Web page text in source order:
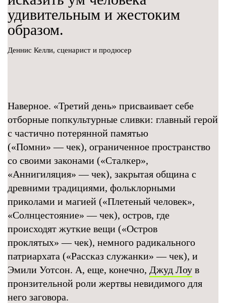
удивительным и жестоким
образом.
Деннис Келли, сценарист и продюсер
Наверное. «Третий день» присваивает себе
отборные попкультурные сливки: главный герой
с частично потерянной памятью
(«Помни» — чек), ограниченное пространство
со своими законами («Сталкер»,
«Аннигиляция» — чек), закрытая община с
древними традициями, фольклорными
приколами и магией («Плетеный человек»,
«Солнцестояние» — чек), остров, где
происходят жуткие вещи («Остров
проклятых» — чек), немного радикального
патриархата («Рассказ служанки» — чек), и
Эмили Уотсон. А, еще, конечно, Джуд Лоу в
пронзительной роли жертвы невидимого для
него заговора.